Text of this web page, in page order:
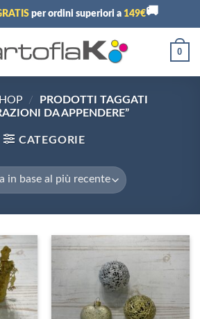
per ordini superiori a 149€🚚
0
/
PRODOTTI TAGGATI
DA APPENDERE”
CATEGORIE